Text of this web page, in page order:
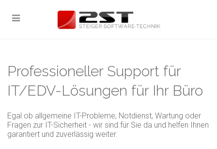
Professioneller Support für
IT/EDV-Lösungen für Ihr Büro
Egal ob allgemeine IT-Probleme, Notdienst, Wartung oder
Fragen zur IT-Sicherheit - wir sind für Sie da und helfen Ihnen
garantiert und zuverlässig weiter.